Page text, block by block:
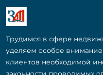
Трудимся в сфере
уделяем особое
клиентов необходимой